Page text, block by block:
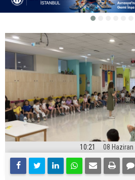
10:21 08 Haziran